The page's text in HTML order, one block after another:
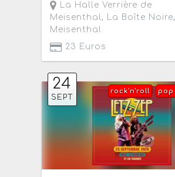
La Halle Verrière de
Meisenthal, La Boîte Noire,
Meisenthal
23 Euros
24
SEPT
pop
rock'n'roll